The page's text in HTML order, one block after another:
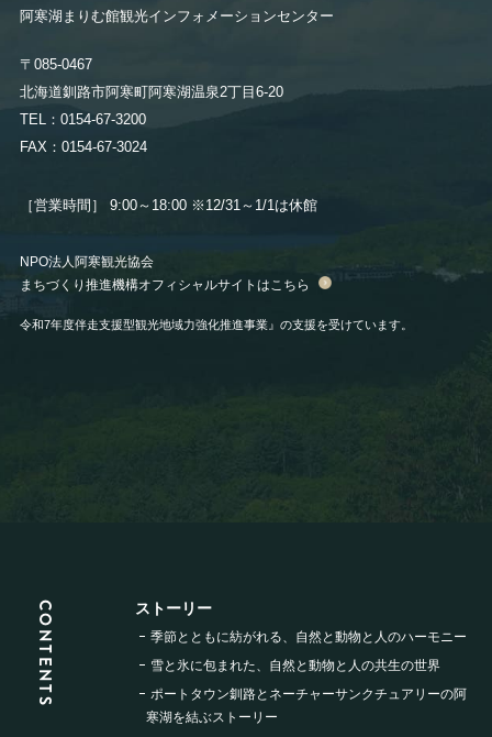
阿寒湖まりむ館観光インフォメーションセンター
〒085-0467
北海道釧路市阿寒町阿寒湖温泉2丁目6-20
TEL：0154-67-3200
FAX：0154-67-3024
［営業時間］ 9:00～18:00 ※12/31～1/1は休館
NPO法人阿寒観光協会
まちづくり推進機構オフィシャルサイトはこちら
令和7年度伴走支援型観光地域力強化推進事業』の支援を受けています。
CONTENTS ストーリー
季節とともに紡がれる、 自然と動物と人のハーモニー
雪と氷に包まれた、 自然と動物と人の共生の世界
ポートタウン釧路と ネーチャーサンクチュアリーの阿
寒湖を結ぶストーリー